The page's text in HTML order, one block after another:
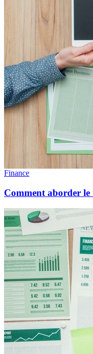
Finance
Comment aborder